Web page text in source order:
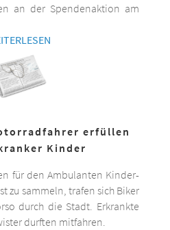
an der Spendenaktion am
erfüllen
Kinder
für den Ambulanten Kinder-
zu sammeln, trafen sich Biker
durch die Stadt. Erkrankte
durften mitfahren.